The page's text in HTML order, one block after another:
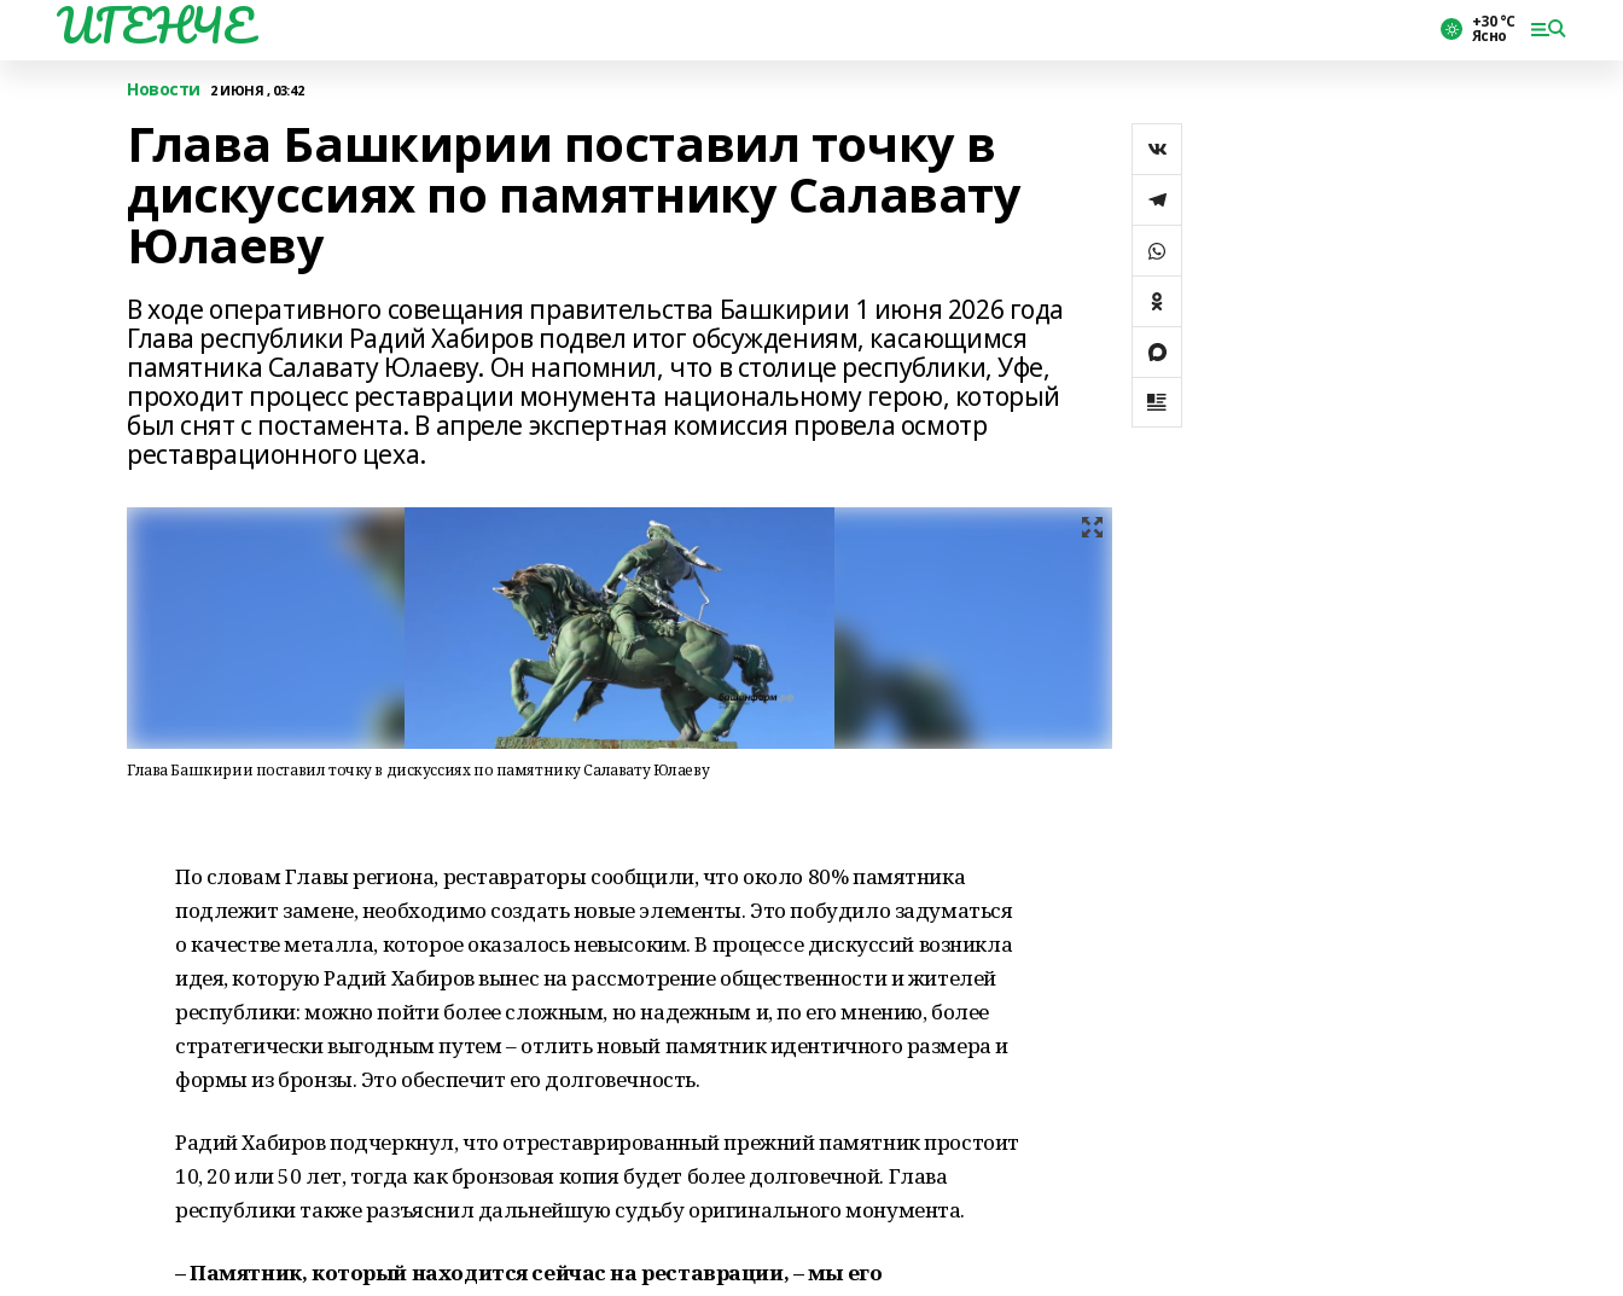
ИГЕНЧЕ +30 °С
Ясно
Новости 2 ИЮНЯ , 03:42
Глава Башкирии поставил точку в
дискуссиях по памятнику Салавату
Юлаеву
В ходе оперативного совещания правительства Башкирии 1 июня 2026 года
Глава республики Радий Хабиров подвел итог обсуждениям, касающимся
памятника Салавату Юлаеву. Он напомнил, что в столице республики, Уфе,
проходит процесс реставрации монумента национальному герою, который
был снят с постамента. В апреле экспертная комиссия провела осмотр
реставрационного цеха.
Глава Башкирии поставил точку в дискуссиях по памятнику Салавату Юлаеву
По словам Главы региона, реставраторы сообщили, что около 80% памятника
подлежит замене, необходимо создать новые элементы. Это побудило задуматься
о качестве металла, которое оказалось невысоким. В процессе дискуссий возникла
идея, которую Радий Хабиров вынес на рассмотрение общественности и жителей
республики: можно пойти более сложным, но надежным и, по его мнению, более
стратегически выгодным путем – отлить новый памятник идентичного размера и
формы из бронзы. Это обеспечит его долговечность.
Радий Хабиров подчеркнул, что отреставрированный прежний памятник простоит
10, 20 или 50 лет, тогда как бронзовая копия будет более долговечной. Глава
республики также разъяснил дальнейшую судьбу оригинального монумента.
– Памятник, который находится сейчас на реставрации, – мы его